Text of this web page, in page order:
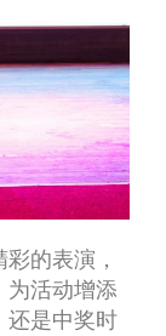
的表演，
为活动增添
还是中奖时